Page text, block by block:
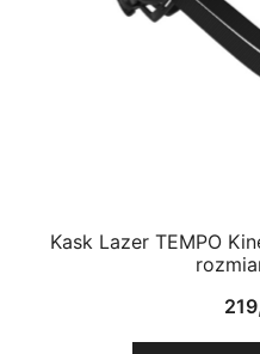
Kask Lazer TEMPO